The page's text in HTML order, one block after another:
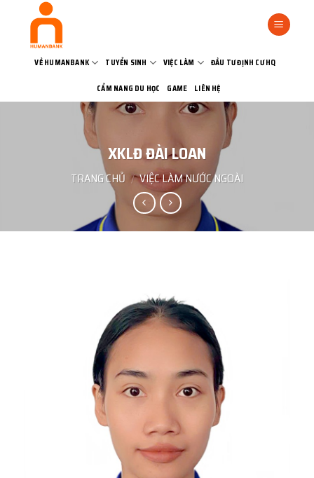
VỀ HUMANBANK TUYỂN SINH VIỆC LÀM ĐẦU TƯ ĐỊNH CƯ HQ
CẨM NANG DU HỌC GAME LIÊN HỆ
XKLĐ ĐÀI LOAN
TRANG CHỦ / VIỆC LÀM NƯỚC NGOÀI